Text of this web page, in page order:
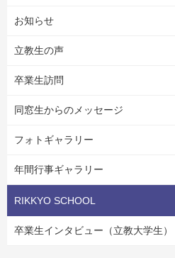
お知らせ
立教生の声
卒業生訪問
同窓生からのメッセージ
フォトギャラリー
年間行事ギャラリー
RIKKYO SCHOOL
卒業生インタビュー（立教大学生）